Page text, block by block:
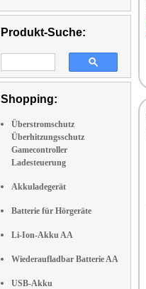
Produkt-Suche:
Shopping:
Überstromschutz
Überhitzungsschutz
Gamecontroller
Ladesteuerung
Akkuladegerät
Batterie für Hörgeräte
Li-Ion-Akku AA
Wiederaufladbar Batterie AA
USB-Akku